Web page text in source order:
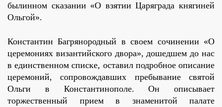
былинном сказании «О взятии Царяграда княгиней
Ольгой».
Константин Багрянородный в своем сочинении «О
церемониях византийского двора», дошедшем до нас
в единственном списке, оставил подробное описание
церемоний, сопровождавших пребывание святой
Ольги в Константинополе. Он описывает
торжественный прием в знаменитой палате